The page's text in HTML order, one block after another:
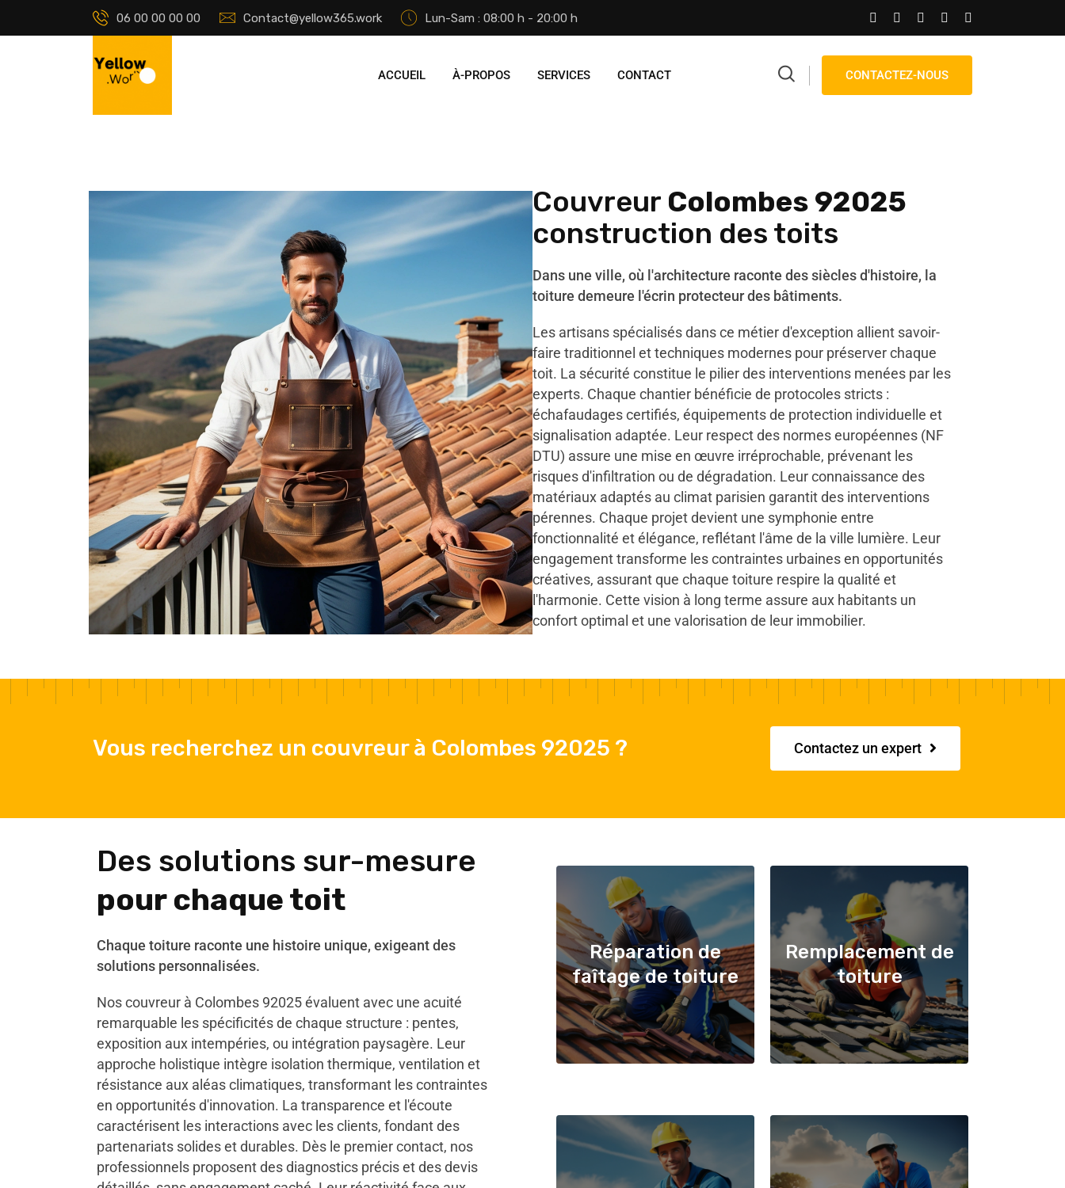
06 00 00 00 00 Contact@yellow365.work Lun-Sam : 08:00 h - 20:00 h
ACCUEIL À-PROPOS SERVICES CONTACT CONTACTEZ-NOUS
Couvreur Colombes 92025
construction des toits
Dans une ville, où l'architecture raconte des siècles d'histoire, la
toiture demeure l'écrin protecteur des bâtiments.
Les artisans spécialisés dans ce métier d'exception allient savoir-
faire traditionnel et techniques modernes pour préserver chaque
toit. La sécurité constitue le pilier des interventions menées par les
experts. Chaque chantier bénéficie de protocoles stricts :
échafaudages certifiés, équipements de protection individuelle et
signalisation adaptée. Leur respect des normes européennes (NF
DTU) assure une mise en œuvre irréprochable, prévenant les
risques d'infiltration ou de dégradation. Leur connaissance des
matériaux adaptés au climat parisien garantit des interventions
pérennes. Chaque projet devient une symphonie entre
fonctionnalité et élégance, reflétant l'âme de la ville lumière. Leur
engagement transforme les contraintes urbaines en opportunités
créatives, assurant que chaque toiture respire la qualité et
l'harmonie. Cette vision à long terme assure aux habitants un
confort optimal et une valorisation de leur immobilier.
Vous recherchez un couvreur à Colombes 92025 ? Contactez un expert
Des solutions sur-mesure
pour chaque toit
Chaque toiture raconte une histoire unique, exigeant des
solutions personnalisées.
Nos couvreur à Colombes 92025 évaluent avec une acuité
remarquable les spécificités de chaque structure : pentes,
exposition aux intempéries, ou intégration paysagère. Leur
approche holistique intègre isolation thermique, ventilation et
résistance aux aléas climatiques, transformant les contraintes
en opportunités d'innovation. La transparence et l'écoute
caractérisent les interactions avec les clients, fondant des
partenariats solides et durables. Dès le premier contact, nos
professionnels proposent des diagnostics précis et des devis
Réparation de
faîtage de toiture
Remplacement de
toiture